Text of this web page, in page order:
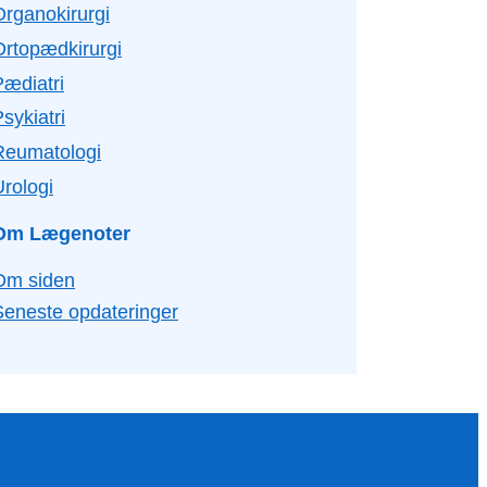
Lægenoter
siden
opdateringer